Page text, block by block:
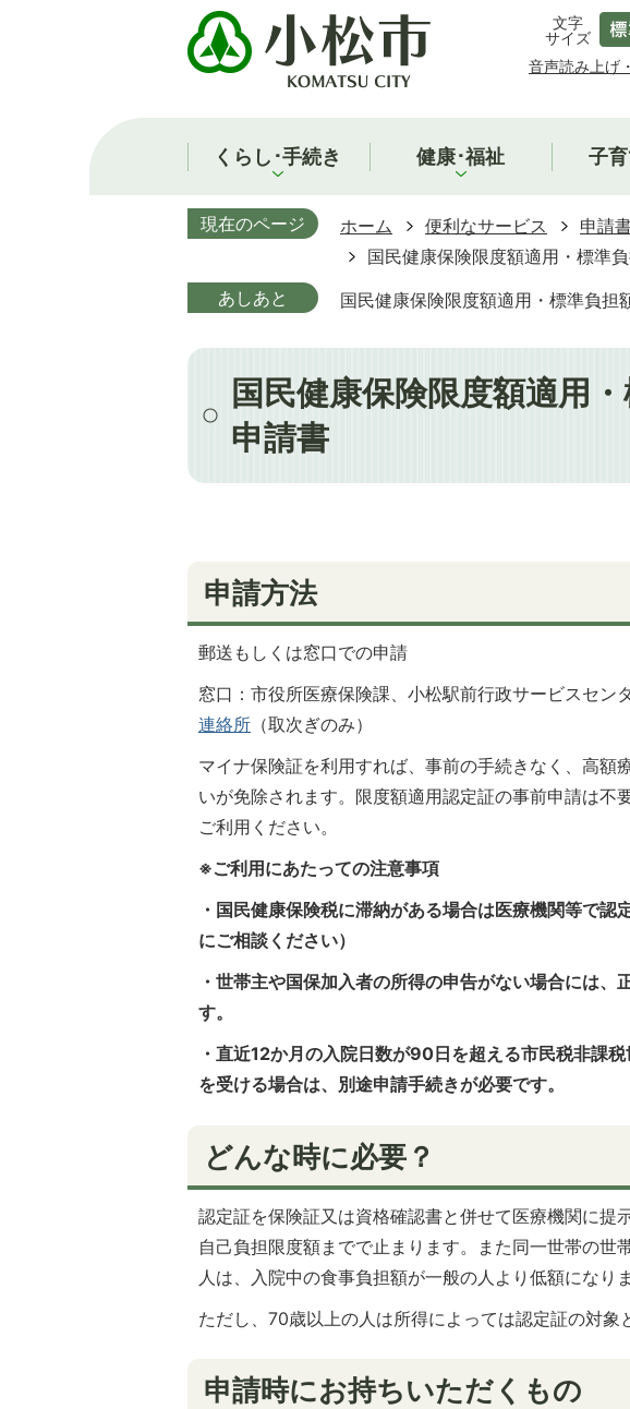
文字
サイズ
音声読み上げ
くらし･手続き 健康･福祉 子
現在のページ ホーム 便利なサービス 申請
国民健康保険限度額適用・標準
あしあと
国民健康保険限度額適用・標準負担
国民健康保険限度額適用
申請書
申請方法
郵送もしくは窓口での申請
窓口：市役所医療保険課、小松駅前行政サービスセン
連絡所 （取次ぎのみ）
マイナ保険証を利用すれば、事前の手続きなく、高額
いが免除されます。限度額適用認定証の事前申請は不
ご利用ください。
※ご利用にあたっての注意事項
・国民健康保険税に滞納がある場合は医療機関等で
にご相談ください）
・世帯主や国保加入者の所得の申告がない場合には、
す。
・直近12か月の入院日数が90日を超える市民税非課
を受ける場合は、別途申請手続きが必要です。
どんな時に必要？
認定証を保険証又は資格確認書と併せて医療機関に提
自己負担限度額までで止まります。また同一世帯の世
人は、入院中の食事負担額が一般の人より低額になりま
ただし、70歳以上の人は所得によっては認定証の対象
申請時にお持ちいただくもの